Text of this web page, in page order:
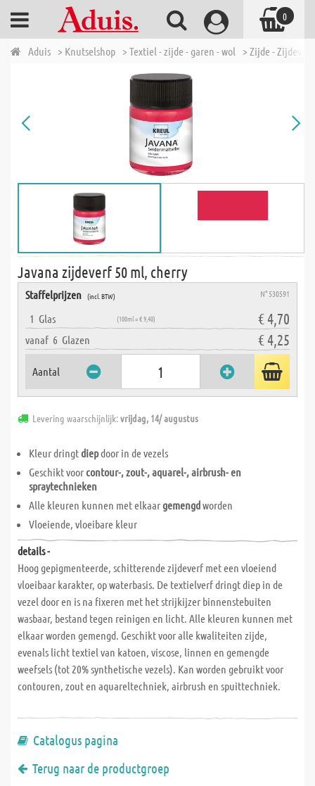
Aduis > Knutselshop > Textiel - zijde - garen - wol > Zijde - Zijdeverf
Javana zijdeverf 50 ml, cherry
Staffelprijzen (incl. BTW) N° 530591
1 Glas (100ml = € 9,40) € 4,70
vanaf 6 Glazen € 4,25
Aantal
Levering waarschijnlijk:vrijdag, 14/ augustus
Kleur dringtdiepdoor in de vezels
Geschikt voorcontour-, zout-, aquarel-, airbrush- en
spraytechnieken
Alle kleuren kunnen met elkaargemengdworden
Vloeiende, vloeibare kleur
details -
Hoog gepigmenteerde, schitterende zijdeverf met een vloeiend
vloeibaar karakter, op waterbasis. De textielverf dringt diep in de
vezel door en is na fixeren met het strijkijzer binnenstebuiten
wasbaar, bestand tegen reinigen en licht. Alle kleuren kunnen met
elkaar worden gemengd. Geschikt voor alle kwaliteiten zijde,
evenals licht textiel van katoen, viscose, linnen en gemengde
weefsels (tot 20% synthetische vezels). Kan worden gebruikt voor
contouren, zout en aquareltechniek, airbrush en spuittechniek.
Catalogus pagina
Terug naar de productgroep
0